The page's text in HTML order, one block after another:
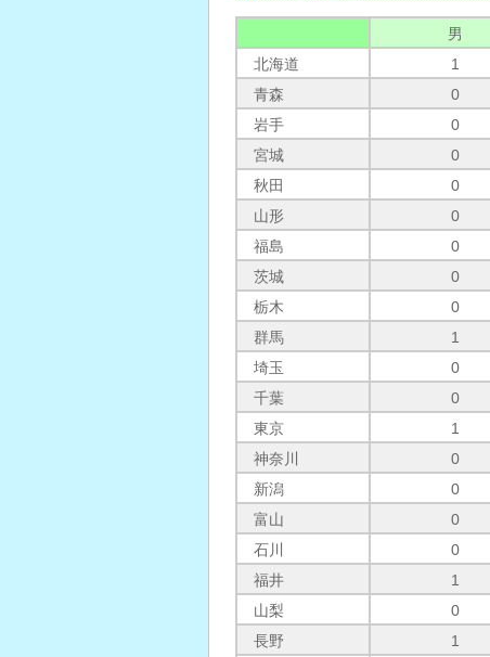
男
北海道
1
青森
0
岩手
0
宮城
0
秋田
0
山形
0
福島
0
茨城
0
栃木
0
群馬
1
埼玉
0
千葉
0
東京
1
神奈川
0
新潟
0
富山
0
石川
0
福井
1
山梨
0
長野
1